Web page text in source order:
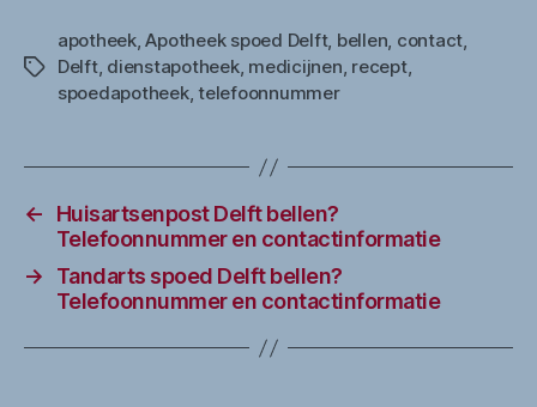
Tags
apotheek,Apotheek spoed Delft, bellen, contact,
Delft, dienstapotheek, medicijnen, recept,
spoedapotheek,telefoonnummer
←
Huisartsenpost Delft bellen?
Telefoonnummer en contactinformatie
→
Tandarts spoed Delft bellen?
Telefoonnummer en contactinformatie